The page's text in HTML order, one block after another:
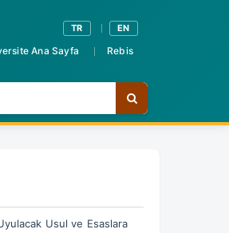
TR EN
Ana Sayfa Rebis
Usul ve Esaslara